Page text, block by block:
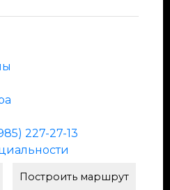
227-27-13
Построить маршрут